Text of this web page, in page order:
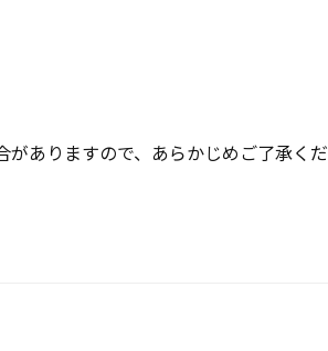
ありますので、あらかじめご了承くだ